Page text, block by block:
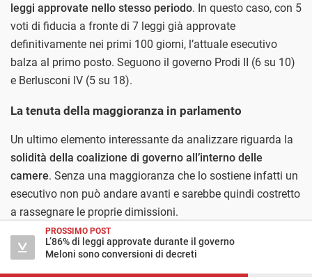
PROSSIMO POST
L’86% di leggi approvate durante il governo
Meloni sono conversioni di decreti
leggi approvate nello stesso periodo. In questo caso, con 5
voti di fiducia a fronte di 7 leggi già approvate
definitivamente nei primi 100 giorni, l’attuale esecutivo
balza al primo posto. Seguono il governo Prodi II (6 su 10)
e Berlusconi IV (5 su 18).
La tenuta della maggioranza in parlamento
Un ultimo elemento interessante da analizzare riguarda la
solidità della coalizione di governo all’interno delle
camere. Senza una maggioranza che lo sostiene infatti un
esecutivo non può andare avanti e sarebbe quindi costretto
a rassegnare le proprie dimissioni.
Per valutare questo aspetto possiamo analizzare
l’andamento dei voti svolti dalle camere. Un indicatore utile